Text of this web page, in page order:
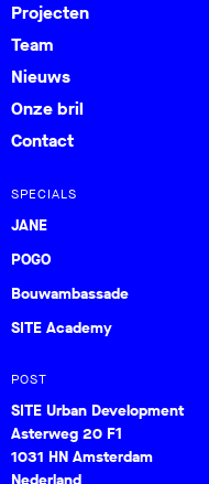
Projecten
Team
Nieuws
Onze bril
Contact
SPECIALS
JANE
POGO
Bouwambassade
SITE Academy
POST
SITE Urban Development
Asterweg 20 F1
1031 HN Amsterdam